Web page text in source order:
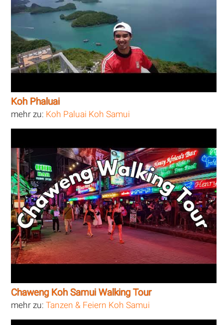
Koh Phaluai
mehr zu: Koh Paluai Koh Samui
Chaweng Koh Samui Walking Tour
mehr zu:Tanzen & Feiern Koh Samui